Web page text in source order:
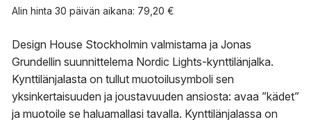
Alin hinta 30 päivän aikana: 79,20 €
Design House Stockholmin valmistama ja Jonas
Grundellin suunnittelema Nordic Lights-kynttilänjalka.
Kynttilänjalasta on tullut muotoilusymboli sen
yksinkertaisuuden ja joustavuuden ansiosta: avaa ”kädet”
ja muotoile se haluamallasi tavalla. Kynttilänjalassa on